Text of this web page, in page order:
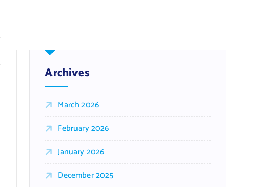
Archives
March 2026
February 2026
January 2026
December 2025